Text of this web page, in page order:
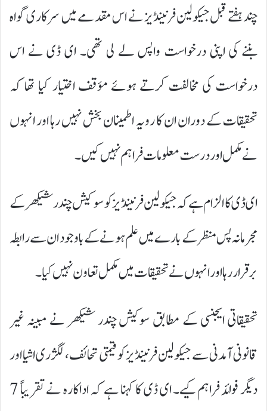
چند ہفتے قبل جیکولین فرنینڈیز نے اس مقدمے میں سرکاری گواہ
بننے کی اپنی درخواست واپس لے لی تھی۔ ای ڈی نے اس
درخواست کی مخالفت کرتے ہوئے مؤقف اختیار کیا تھا کہ
تحقیقات کے دوران ان کا رویہ اطمینان بخش نہیں رہا اور انہوں
نے مکمل اور درست معلومات فراہم نہیں کیں۔
ای ڈی کا الزام ہے کہ جیکولین فرنینڈیز کو سوکیش چندر شیکھر کے
مجرمانہ پس منظر کے بارے میں علم ہونے کے باوجود ان سے رابطہ
برقرار رہا اور انہوں نے تحقیقات میں مکمل تعاون نہیں کیا۔
تحقیقاتی ایجنسی کے مطابق سوکیش چندر شیکھر نے مبینہ غیر
قانونی آمدنی سے جیکولین فرنینڈیز کو قیمتی تحائف، لگژری اشیا اور
دیگر فوائد فراہم کیے۔ ای ڈی کا کہنا ہے کہ اداکارہ نے تقریباً 7